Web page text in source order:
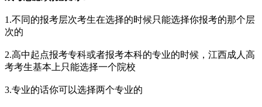
1.不同的报考层次考生在选择的时候只能选择你报考的那个层
次的
2.高中起点报考专科或者报考本科的专业的时候，江西成人高
考考生基本上只能选择一个院校
3.专业的话你可以选择两个专业的